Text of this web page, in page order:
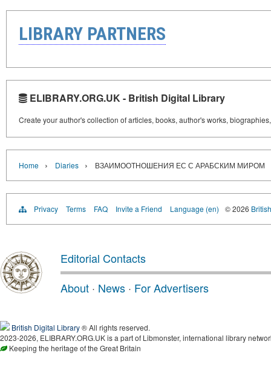
LIBRARY PARTNERS
ELIBRARY.ORG.UK - British Digital Library
Create your author's collection of articles, books, author's works,
Home › Diaries › ВЗАИМООТНОШЕНИЯ ЕС С АРАБСКИМ МИРОМ
Privacy Terms FAQ Invite a Friend Language (en) © 2026
Editorial Contacts
About · News · For Advertisers
British Digital Library® All rights reserved.
2023-2026, ELIBRARY.ORG.UK is a part of Libmonster, international library
Keeping the heritage of the Great Britain